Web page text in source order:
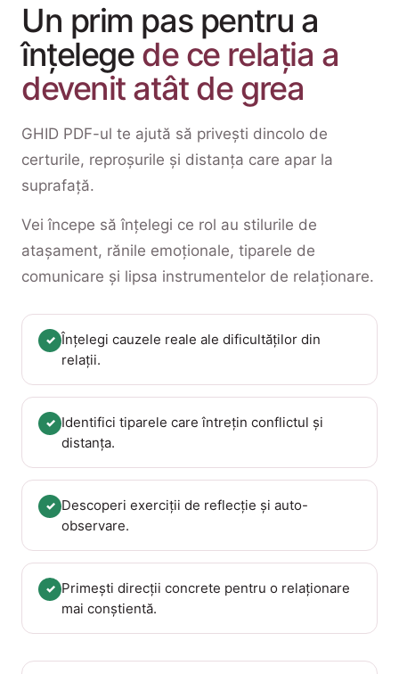
Un prim pas pentru a
înțelege de ce relația a
devenit atât de grea
GHID PDF-ul te ajută să privești dincolo de
certurile, reproșurile și distanța care apar la
suprafață.
Vei începe să înțelegi ce rol au stilurile de
atașament, rănile emoționale, tiparele de
comunicare și lipsa instrumentelor de relaționare.
✓ Înțelegi cauzele reale ale dificultăților din
relații.
✓ Identifici tiparele care întrețin conflictul și
distanța.
✓ Descoperi exerciții de reflecție și auto-
observare.
✓ Primești direcții concrete pentru o relaționare
mai conștientă.